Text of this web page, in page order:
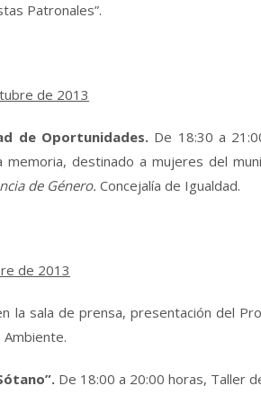
Patronales”.
de 2013
de Oportunidades. De 18:30 a
memoria, destinado a mujeres del
de Género. Concejalía de Igualdad.
de 2013
la sala de prensa, presentación del
Ambiente.
De 18:00 a 20:00 horas, Taller